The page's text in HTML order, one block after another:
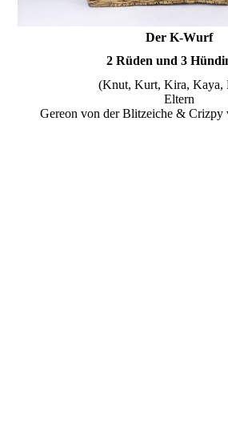
Der K-Wurf
2 Rüden und 3
(Knut, Kurt, Kira, Kaya,
Eltern
Gereon von der Blitzeiche & Crizpy